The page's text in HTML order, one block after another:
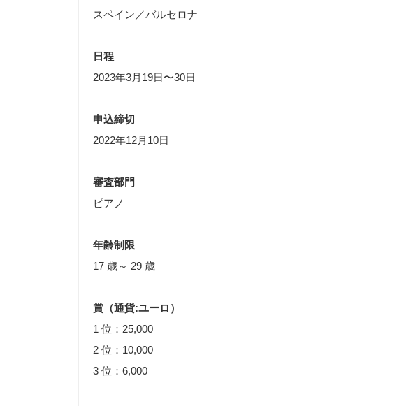
スペイン／バルセロナ
日程
2023年3月19日〜30日
申込締切
2022年12月10日
審査部門
ピアノ
年齢制限
17 歳～ 29 歳
賞（通貨:ユーロ）
1 位：25,000
2 位：10,000
3 位：6,000